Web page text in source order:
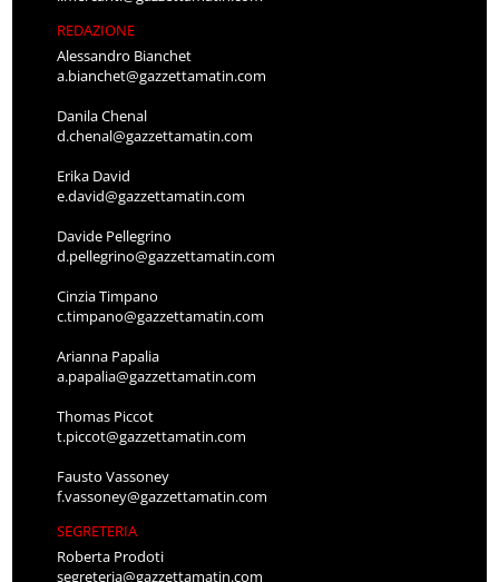
REDAZIONE
Alessandro Bianchet
a.bianchet@gazzettamatin.com
Danila Chenal
d.chenal@gazzettamatin.com
Erika David
e.david@gazzettamatin.com
Davide Pellegrino
d.pellegrino@gazzettamatin.com
Cinzia Timpano
c.timpano@gazzettamatin.com
Arianna Papalia
a.papalia@gazzettamatin.com
Thomas Piccot
t.piccot@gazzettamatin.com
Fausto Vassoney
f.vassoney@gazzettamatin.com
SEGRETERIA
Roberta Prodoti
segreteria@gazzettamatin.com